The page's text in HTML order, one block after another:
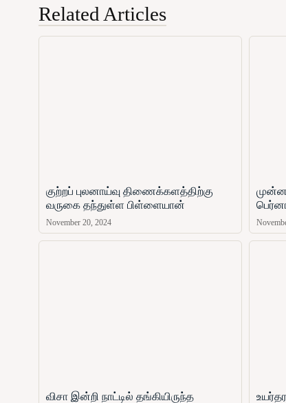
Related Articles
குற்றப் புலனாய்வு திணைக்களத்திற்கு
வருகை தந்துள்ள பிள்ளையான்
November 20, 2024
விசா இன்றி நாட்டில் தங்கியிருந்த